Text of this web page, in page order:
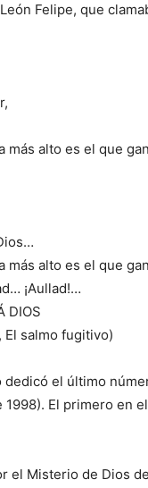
Felipe, que
más alto es el que
más alto es el que
¡Aullad!…
DIOS
El salmo fugitivo)
dedicó el último
1998). El primero en
el Misterio de Dios